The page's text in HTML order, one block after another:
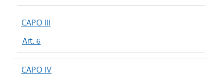
CAPO III
Art. 6
CAPO IV